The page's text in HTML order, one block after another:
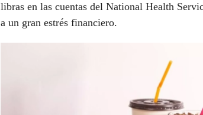
libras en las cuentas del National Health
a un gran estrés financiero.